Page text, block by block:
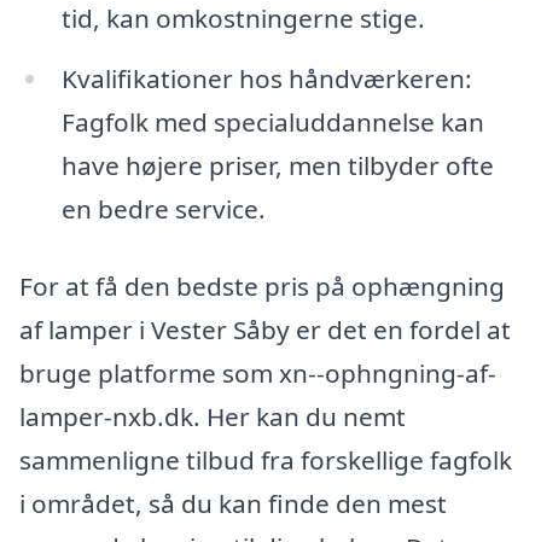
tid, kan omkostningerne stige.
Kvalifikationer hos håndværkeren:
Fagfolk med specialuddannelse kan
have højere priser, men tilbyder ofte
en bedre service.
For at få den bedste pris på ophængning
af lamper i Vester Såby er det en fordel at
bruge platforme som xn--ophngning-af-
lamper-nxb.dk. Her kan du nemt
sammenligne tilbud fra forskellige fagfolk
i området, så du kan finde den mest